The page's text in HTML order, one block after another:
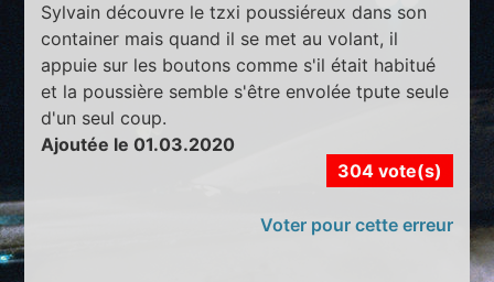
Sylvain découvre le tzxi poussiéreux dans son
container mais quand il se met au volant, il
appuie sur les boutons comme s'il était habitué
et la poussière semble s'être envolée tpute seule
d'un seul coup.
Ajoutée le 01.03.2020
304 vote(s)
Voter pour cette erreur